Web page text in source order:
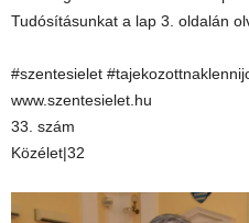
Tudósításunkat a lap 3. oldalán
#szentesielet
www.szentesielet.hu
33. szám
Közélet|32